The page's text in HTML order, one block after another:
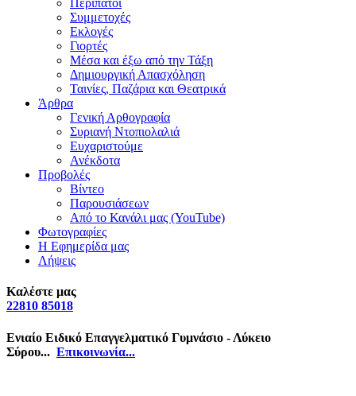
Περίπατοι
Συμμετοχές
Εκλογές
Γιορτές
Μέσα και έξω από την Τάξη
Δημιουργική Απασχόληση
Ταινίες, Παζάρια και Θεατρικά
Άρθρα
Γενική Αρθογραφία
Συριανή Ντοπιολαλιά
Ευχαριστούμε
Ανέκδοτα
Προβολές
Βίντεο
Παρουσιάσεων
Από το Κανάλι μας (YouTube)
Φωτογραφίες
Η Εφημερίδα μας
Λήψεις
Καλέστε μας
22810 85018
Ενιαίο Ειδικό Επαγγελματικό Γυμνάσιο - Λύκειο
Σύρου... Επικοινωνία...